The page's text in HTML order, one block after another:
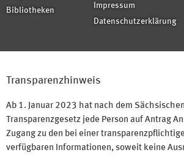
Bibliotheken
Impressum
Datenschutzerklärung
Transparenzhinweis
Ab 1. Januar 2023 hat nach dem Sächsischen
Transparenzgesetz jede Person auf Antrag
Zugang zu den bei einer
verfügbaren Informationen, soweit keine